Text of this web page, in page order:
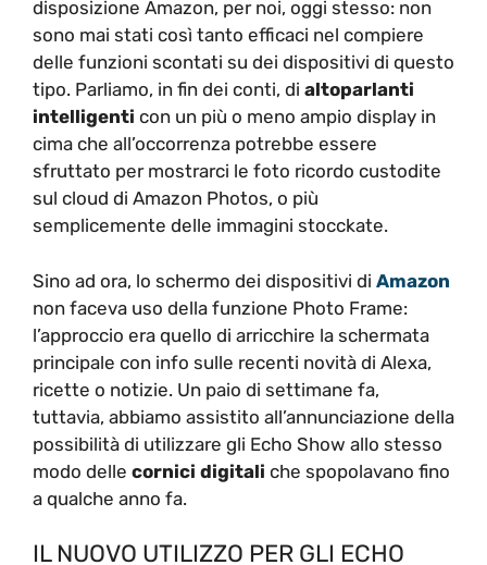
disposizione Amazon, per noi, oggi stesso: non
sono mai stati così tanto efficaci nel compiere
delle funzioni scontati su dei dispositivi di questo
tipo. Parliamo, in fin dei conti, di altoparlanti
intelligenti con un più o meno ampio display in
cima che all’occorrenza potrebbe essere
sfruttato per mostrarci le foto ricordo custodite
sul cloud di Amazon Photos, o più
semplicemente delle immagini stocckate.
Sino ad ora, lo schermo dei dispositivi di Amazon
non faceva uso della funzione Photo Frame:
l’approccio era quello di arricchire la schermata
principale con info sulle recenti novità di Alexa,
ricette o notizie. Un paio di settimane fa,
tuttavia, abbiamo assistito all’annunciazione della
possibilità di utilizzare gli Echo Show allo stesso
modo delle cornici digitali che spopolavano fino
a qualche anno fa.
IL NUOVO UTILIZZO PER GLI ECHO